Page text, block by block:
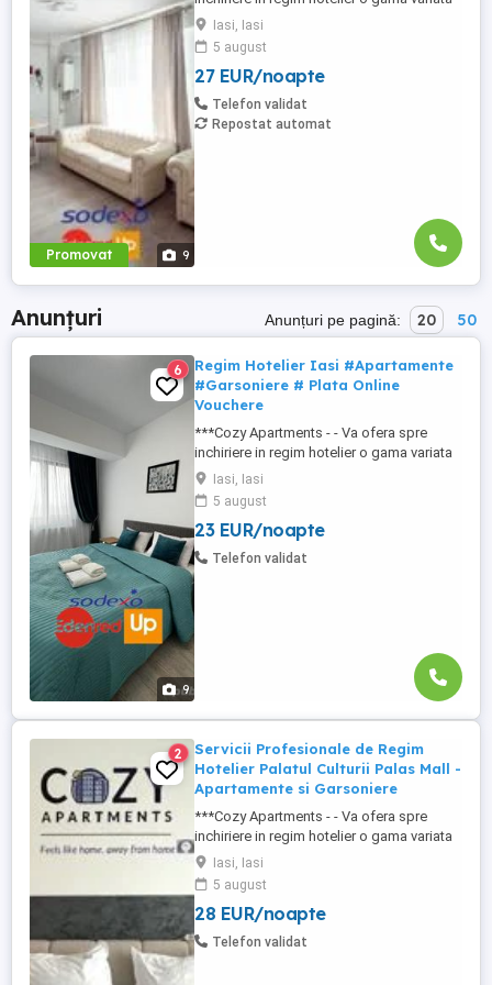
Promovat 9
de apartamente si garsoniere situate in
puncte cheie ale orasului doar in
complexe rezidentiale noi: *Zona Palas
Mall - Centru - Complex Lazar Residence;
*Zona Palas Mall - Centru Complex Q
Residence; *Zona Palas Mall ...
Iasi, Iasi
5 august
27 EUR/noapte
Telefon validat
Repostat automat
Anunțuri Anunțuri pe pagină: 20 50
9
6
Regim Hotelier Iasi #Apartamente
#Garsoniere # Plata Online
Vouchere
***Cozy Apartments - - Va ofera spre
inchiriere in regim hotelier o gama variata
de apartamente si garsoniere situate in
puncte cheie ale orasului doar in
complexe rezidentiale noi: *Zona Palas
Mall - Centru - Complex Lazar Residence;
*Zona Palas Mall - Centru Complex Q
Iasi, Iasi
5 august
23 EUR/noapte
Telefon validat
2
Servicii Profesionale de Regim
Hotelier Palatul Culturii Palas Mall -
Apartamente si Garsoniere
***Cozy Apartments - - Va ofera spre
inchiriere in regim hotelier o gama variata
de apartamente si garsoniere situate in
puncte cheie ale orasului doar in
complexe rezidentiale noi: *Zona Palas
Mall - Centru - Complex Lazar Residence;
*Zona Palas Mall - Centru Complex Q
Iasi, Iasi
5 august
28 EUR/noapte
Telefon validat